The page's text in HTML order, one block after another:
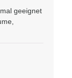
geeignet